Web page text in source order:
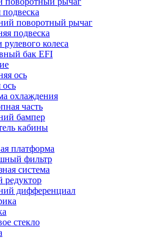
подвеска
поворотный рычаг
подвеска
рулевого колеса
бак EFI
ось
ось
охлаждения
часть
бампер
кабины
платформа
фильтр
система
редуктор
дифференциал
стекло